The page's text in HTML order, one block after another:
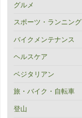
グルメ
スポーツ・ランニング
バイクメンテナンス
ヘルスケア
ベジタリアン
旅・バイク・自転車
登山